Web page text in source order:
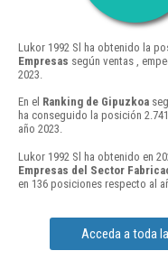
Lukor 1992 Sl ha obtenido la
Empresas según ventas ,
2023.
En el Ranking de Gipuzkoa
ha conseguido la posición
año 2023.
Lukor 1992 Sl ha obtenido en
Empresas del Sector
en 136 posiciones respecto al
Acceda a toda